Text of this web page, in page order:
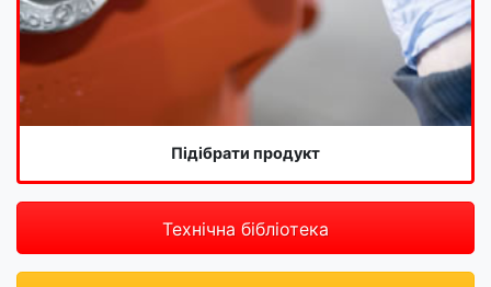
Підібрати продукт
Технічна бібліотека